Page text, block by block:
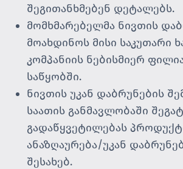
შეგითანხმებენ დეტალებს.
მომხმარებელმა ნივთის
მოახდინოს მისი საკუთარი
კომპანიის ნებისმიერ
საწყობში.
ნივთის უკან დაბრუნების
საათის განმავლობაში
გადაწყვეტილებას
ანაზღაურება/უკან
შესახებ.